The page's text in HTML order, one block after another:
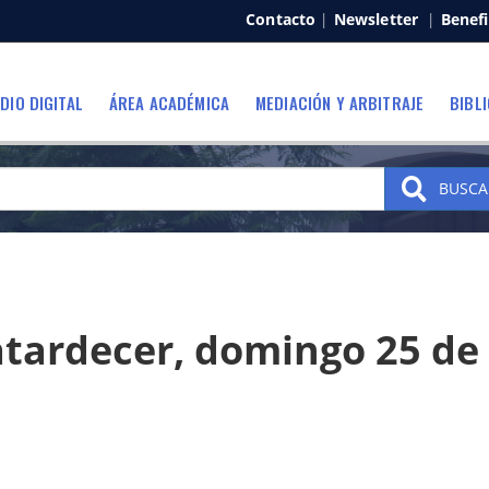
Contacto | Newsletter |
DIGITAL ÁREA ACADÉMICA MEDIACIÓN Y ARBITRAJE
domingo 25 de